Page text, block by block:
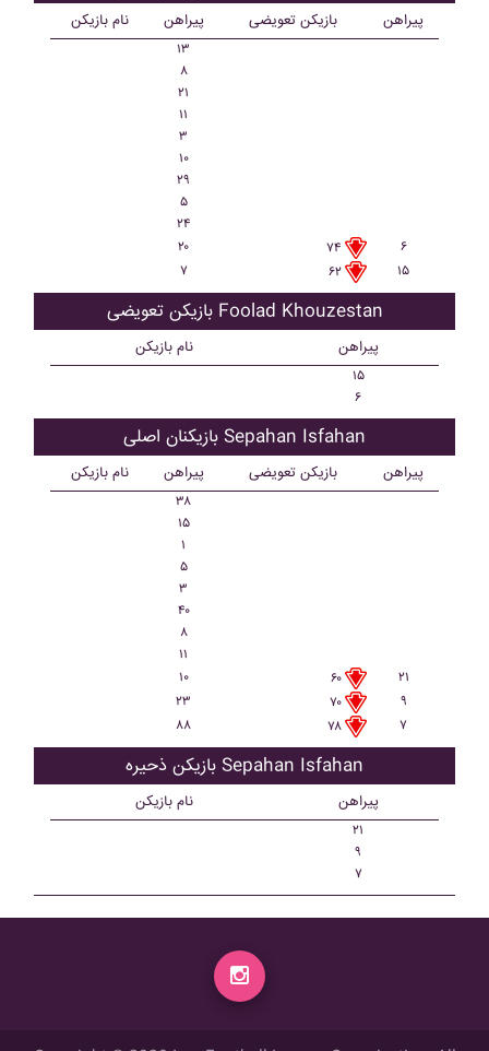
نام بازیکن پیراهن بازیکن تعویضی پیراهن
۱۳
۸
۲۱
۱۱
۳
۱۰
۲۹
۵
۲۴
۲۰
۷۴
۶
۷
۶۲ ۱۵
بازیکن تعویضی Foolad Khouzestan
نام بازیکن پیراهن
۱۵
۶
بازیکنان اصلی Sepahan Isfahan
نام بازیکن پیراهن بازیکن تعویضی پیراهن
۳۸
۱۵
۱
۵
۳
۴۰
۸
۱۱
۱۰
۶۰
۲۱
۲۳
۷۰
۹
۸۸
۷۸ ۷
بازیکن ذحیره Sepahan Isfahan
نام بازیکن پیراهن
۲۱
۹
۷